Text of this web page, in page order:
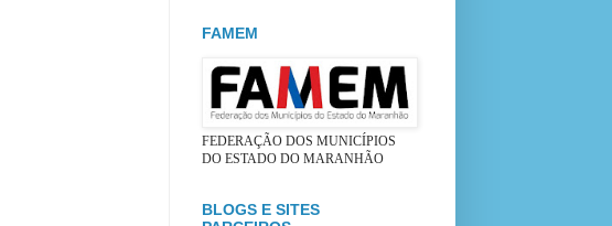
FAMEM
FEDERAÇÃO DOS MUNICÍPIOS
DO ESTADO DO MARANHÃO
BLOGS E SITES